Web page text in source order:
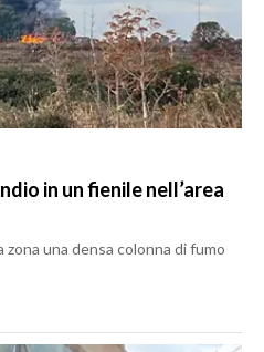
in un fienile nell’area
una densa colonna di fumo